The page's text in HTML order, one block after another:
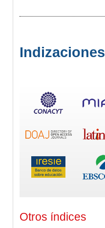
Indizaciones
Otros índices